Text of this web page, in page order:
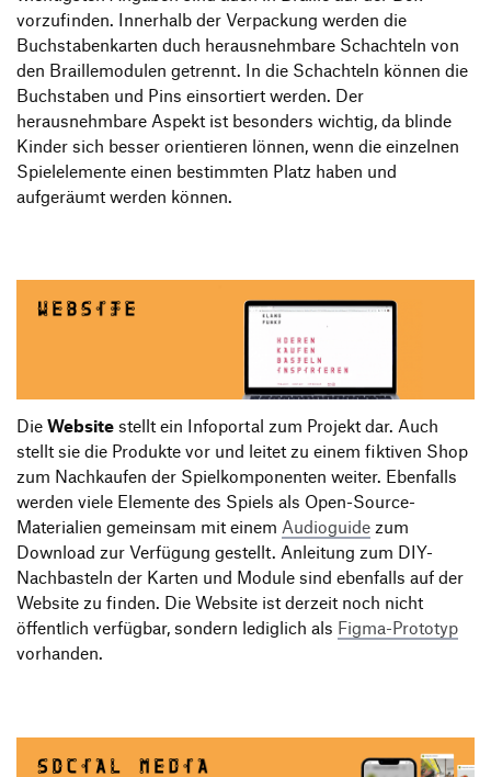
vorzufinden. Innerhalb der Verpackung werden die
Buchstabenkarten duch herausnehmbare Schachteln von
den Braillemodulen getrennt. In die Schachteln können die
Buchstaben und Pins einsortiert werden. Der
herausnehmbare Aspekt ist besonders wichtig, da blinde
Kinder sich besser orientieren lönnen, wenn die einzelnen
Spielelemente einen bestimmten Platz haben und
aufgeräumt werden können.
Die Website stellt ein Infoportal zum Projekt dar. Auch
stellt sie die Produkte vor und leitet zu einem fiktiven Shop
zum Nachkaufen der Spielkomponenten weiter. Ebenfalls
werden viele Elemente des Spiels als Open-Source-
Materialien gemeinsam mit einem Audioguide zum
Download zur Verfügung gestellt. Anleitung zum DIY-
Nachbasteln der Karten und Module sind ebenfalls auf der
Website zu finden. Die Website ist derzeit noch nicht
öffentlich verfügbar, sondern lediglich als Figma-Prototyp
vorhanden.